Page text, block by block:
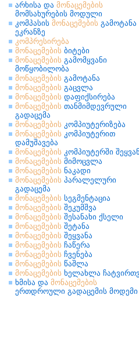
არხისა და მონაცემების
მომსახურების მოდული
კომპასის მონაცემების გამოტანა
ეკრანზე
კომპრესირება
მონაცემების ბიტები
მონაცემების გამომყვანი
მოწყობილობა
მონაცემების გამოტანა
მონაცემების გაცვლა
მონაცემების დაფიქსირება
მონაცემების თანმიმდევრული
გადაცემა
მონაცემების კომპიუტერიზება
მონაცემების კომპიუტერით
დამუშავება
მონაცემების კომპიუტერში
მონაცემების მიმოცვლა
მონაცემების ნაკადი
მონაცემების პარალელური
გადაცემა
მონაცემების სეგმენტაცია
მონაცემების შეკუმშვა
მონაცემების შესანახი ქსელი
მონაცემების შეტანა
მონაცემების შეყვანა
მონაცემების ჩაწერა
მონაცემების ჩვენება
მონაცემების წაშლა
მონაცემების ხელახლა
ხმისა და მონაცემების
ერთდროული გადაცემის მოდემი